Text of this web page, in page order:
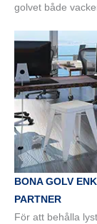
golvet både
BONA GOLV
PARTNER
För att behålla